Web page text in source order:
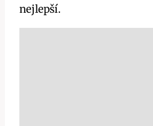
nejlepší.